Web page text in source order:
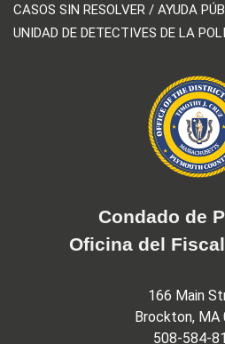
CASOS SIN RESOLVER / AYUDA
UNIDAD DE DETECTIVES DE LA
Condado de
Oficina del
166 Main
Brockton, MA
508-584-